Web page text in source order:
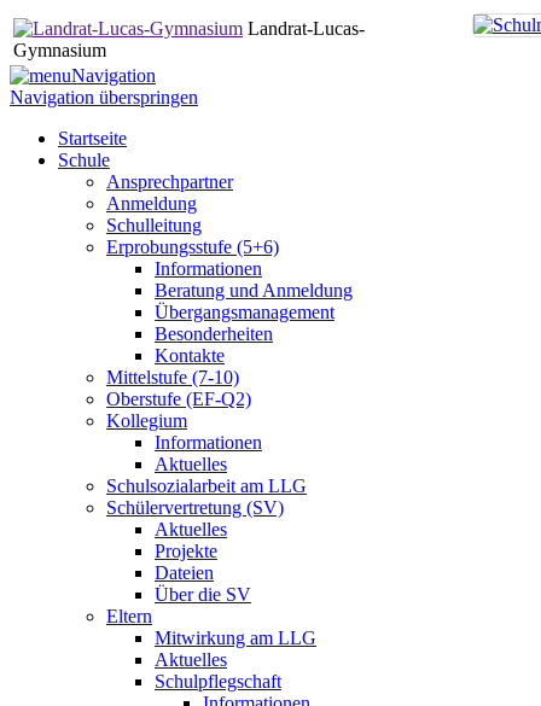
Landrat-Lucas-
Gymnasium
Navigation
Navigation überspringen
Startseite
Schule
Ansprechpartner
Anmeldung
Schulleitung
Erprobungsstufe (5+6)
Informationen
Beratung und Anmeldung
Übergangsmanagement
Besonderheiten
Kontakte
Mittelstufe (7-10)
Oberstufe (EF-Q2)
Kollegium
Informationen
Aktuelles
Schulsozialarbeit am LLG
Schülervertretung (SV)
Aktuelles
Projekte
Dateien
Über die SV
Eltern
Mitwirkung am LLG
Aktuelles
Schulpflegschaft